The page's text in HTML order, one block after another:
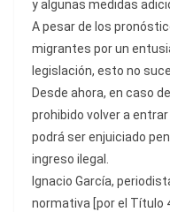
y algunas medidas
A pesar de los
migrantes por un
legislación, esto no
Desde ahora, en caso
prohibido volver a
podrá ser enjuiciado
ingreso ilegal.
Ignacio García,
normativa [por el Título